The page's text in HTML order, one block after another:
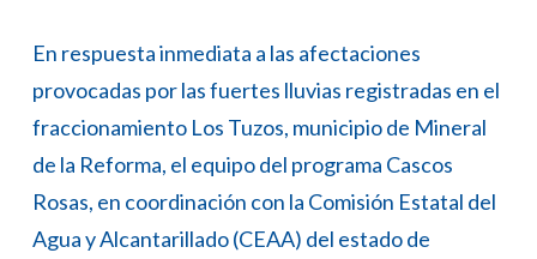
En respuesta inmediata a las afectaciones
provocadas por las fuertes lluvias registradas en el
fraccionamiento Los Tuzos, municipio de Mineral
de la Reforma, el equipo del programa Cascos
Rosas, en coordinación con la Comisión Estatal del
Agua y Alcantarillado (CEAA) del estado de